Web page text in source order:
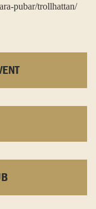
pubar/trollhattan/